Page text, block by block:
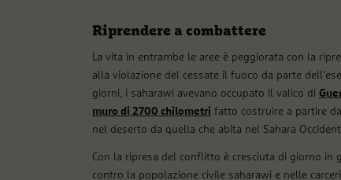
Riprendere a combattere
La vita in entrambe le aree è peggiorata con la
alla violazione del cessate il fuoco da parte
giorni, i saharawi avevano occupato il valico di
muro di 2700 chilometri fatto costruire a partire
nel deserto da quella che abita nel Sahara
Con la ripresa del conflitto è cresciuta di giorno in
contro la popolazione civile saharawi e nelle